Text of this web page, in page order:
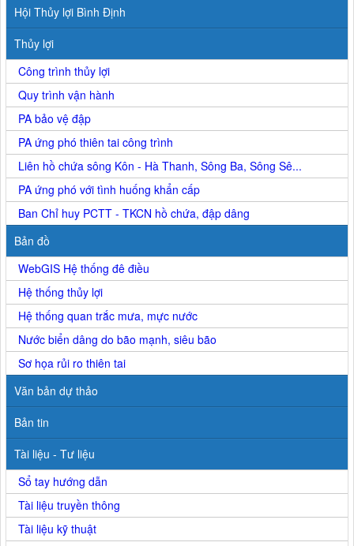
Hội Thủy lợi Bình Định
Thủy lợi
Công trình thủy lợi
Quy trình vận hành
PA bảo vệ đập
PA ứng phó thiên tai công trình
Liên hồ chứa sông Kôn - Hà Thanh, Sông Ba, Sông Sê...
PA ứng phó với tình huống khẩn cấp
Ban Chỉ huy PCTT - TKCN hồ chứa, đập dâng
Bản đồ
WebGIS Hệ thống đê điều
Hệ thống thủy lợi
Hệ thống quan trắc mưa, mực nước
Nước biển dâng do bão mạnh, siêu bão
Sơ họa rủi ro thiên tai
Văn bản dự thảo
Bản tin
Tài liệu - Tư liệu
Sổ tay hướng dẫn
Tài liệu truyền thông
Tài liệu kỹ thuật